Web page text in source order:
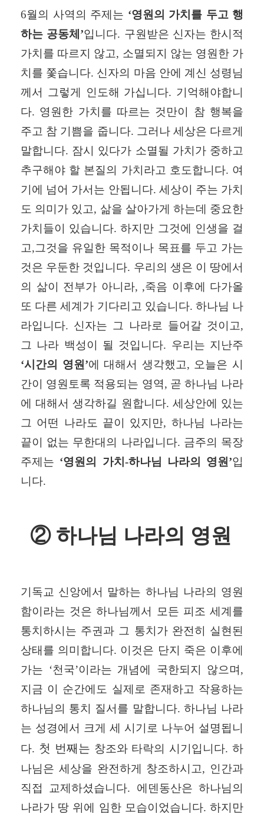
6월의 사역의 주제는 ‘영원의 가치를 두고 행
하는 공동체 ’입니다. 구원받은 신자는 한시적
가치를 따르지 않고, 소멸되지 않는 영원한 가
치를 쫓습니다. 신자의 마음 안에 계신 성령님
께서 그렇게 인도해 가십니다. 기억해야합니
다. 영원한 가치를 따르는 것만이 참 행복을
주고 참 기쁨을 줍니다. 그러나 세상은 다르게
말합니다. 잠시 있다가 소멸될 가치가 중하고
추구해야 할 본질의 가치라고 호도합니다. 여
기에 넘어 가서는 안됩니다. 세상이 주는 가치
도 의미가 있고, 삶을 살아가게 하는데 중요한
가치들이 있습니다.하지만 그것에 인생을 걸
고,그것을 유일한 목적이나 목표를 두고 가는
것은 우둔한 것입니다. 우리의 생은 이 땅에서
의 삶이 전부가 아니라, ,죽음 이후에 다가올
또 다른 세계가 기다리고 있습니다. 하나님 나
라입니다. 신자는 그 나라로 들어갈 것이고,
그 나라 백성이 될 것입니다. 우리는 지난주
‘시간의 영원 ’에 대해서 생각했고, 오늘은 시
간이 영원토록 적용되는 영역, 곧 하나님 나라
에 대해서 생각하길 원합니다. 세상안에 있는
그 어떤 나라도 끝이 있지만, 하나님 나라는
끝이 없는 무한대의 나라입니다. 금주의 목장
주제는 ‘영원의 가치 -하나님 나라의 영원 ’입
니다.
② 하나님 나라의 영원
기독교 신앙에서 말하는 하나님 나라의 영원
함이라는 것은 하나님께서 모든 피조 세계를
통치하시는 주권과 그 통치가 완전히 실현된
상태를 의미합니다. 이것은 단지 죽은 이후에
가는 ‘천국’이라는 개념에 국한되지 않으며,
지금 이 순간에도 실제로 존재하고 작용하는
하나님의 통치 질서를 말합니다. 하나님 나라
는 성경에서 크게 세 시기로 나누어 설명됩니
다. 첫 번째는 창조와 타락의 시기입니다.하
나님은 세상을 완전하게 창조하시고, 인간과
직접 교제하셨습니다. 에덴동산은 하나님의
나라가 땅 위에 임한 모습이었습니다.하지만